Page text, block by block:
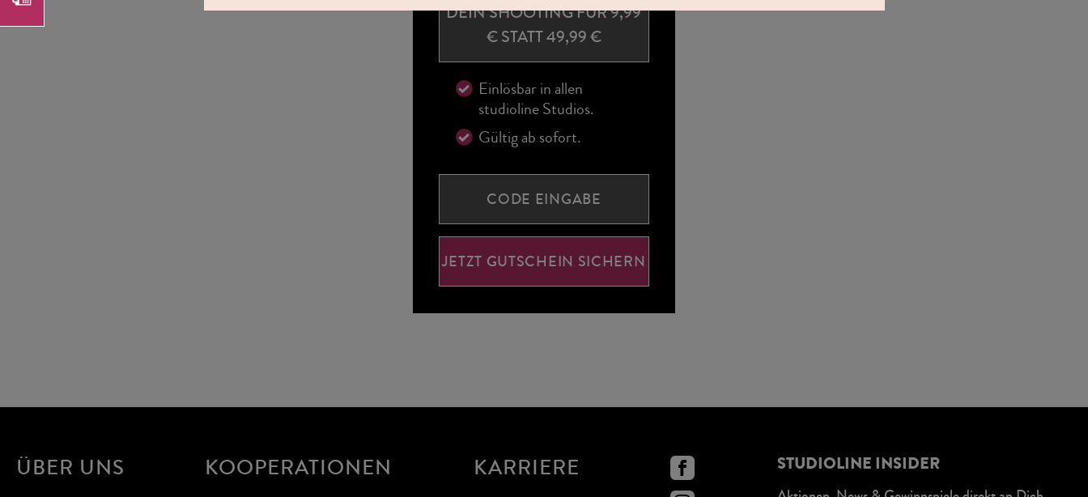
DEIN SHOOTING FÜR 9,99
€ STATT 49,99 €
Einlösbar in allen
studioline Studios.
Gültig ab sofort.
CODE EINGABE
JETZT GUTSCHEIN SICHERN
ÜBER UNS KOOPERATIONEN KARRIERE STUDIOLINE INSIDER